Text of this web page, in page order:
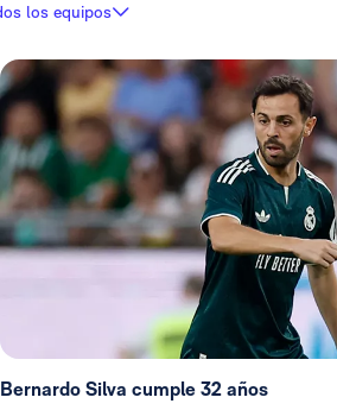
los equipos
Bernardo Silva cumple 32 años